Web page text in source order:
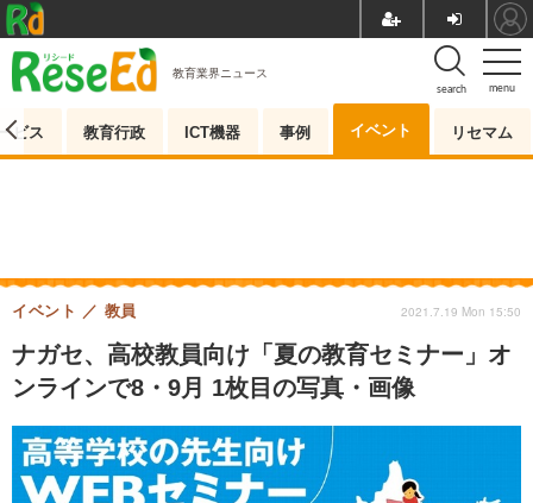
menu
search
教育業界ニュース
ビス 教育行政 ICT機器 事例 イベント リセマム
ナガセ、高校教員向け「夏の教育セミナー」オ
ンラインで8・9月 1枚目の写真・画像
イベント 教員 2021.7.19 Mon 15:50